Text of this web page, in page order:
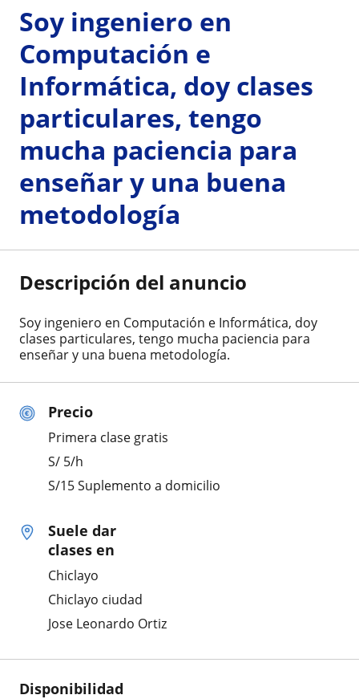
Precio
Primera clase gratis
S/ 5/h
S/15 Suplemento a domicilio
Suele dar
clases en
Chiclayo
Chiclayo ciudad
Jose Leonardo Ortiz
Disponibilidad
Soy ingeniero en
Computación e
Informática, doy clases
particulares, tengo
mucha paciencia para
enseñar y una buena
metodología
Descripción del anuncio
Soy ingeniero en Computación e Informática, doy
clases particulares, tengo mucha paciencia para
enseñar y una buena metodología.